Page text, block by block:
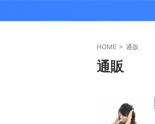
HOME > 通販
通販